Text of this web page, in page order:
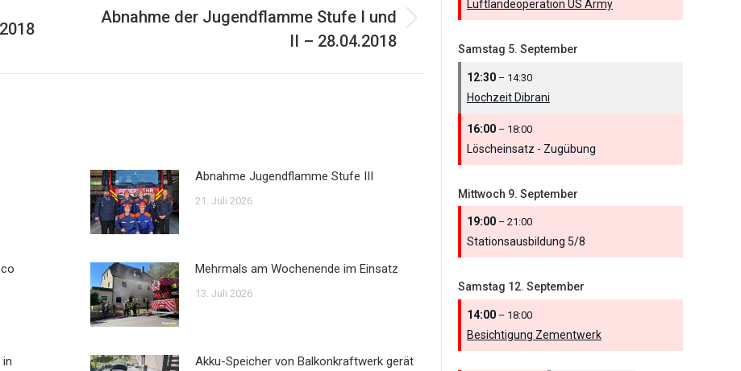
Abnahme der Jugendflamme Stufe I und
II – 28.04.2018
Abnahme Jugendflamme Stufe III
21. Juli 2026
Mehrmals am Wochenende im Einsatz
13. Juli 2026
Akku-Speicher von Balkonkraftwerk gerät
Luftlandeoperation US Army
Samstag 5. September
12:30 – 14:30
Hochzeit Dibrani
16:00 – 18:00
Löscheinsatz - Zugübung
Mittwoch 9. September
19:00 – 21:00
Stationsausbildung 5/8
Samstag 12. September
14:00 – 18:00
Besichtigung Zementwerk